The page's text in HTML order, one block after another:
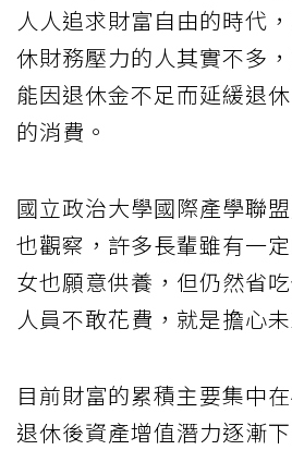
人人追求財富自由的時代
休財務壓力的人其實不多
能因退休金不足而延緩退
的消費。
國立政治大學國際產學聯
也觀察，許多長輩雖有一
女也願意供養，但仍然省
人員不敢花費，就是擔心
目前財富的累積主要集中
退休後資產增值潛力逐漸